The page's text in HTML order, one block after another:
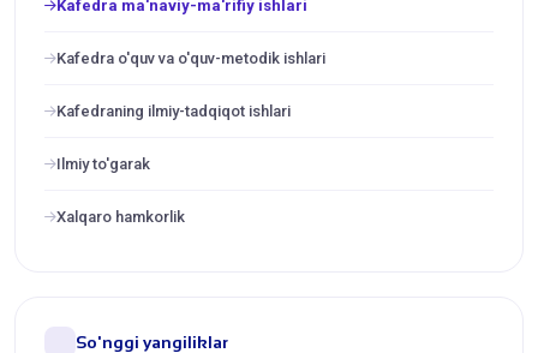
Kafedra ma'naviy-ma'rifiy ishlari
Kafedra o'quv va o'quv-metodik ishlari
Kafedraning ilmiy-tadqiqot ishlari
Ilmiy to'garak
Xalqaro hamkorlik
So'nggi yangiliklar